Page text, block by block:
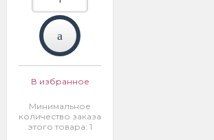
В избранное
Минимальное
количество заказа
этого товара: 1